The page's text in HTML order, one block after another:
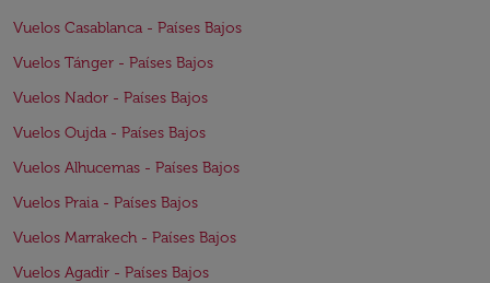
Vuelos Casablanca - Países Bajos
Vuelos Tánger - Países Bajos
Vuelos Nador - Países Bajos
Vuelos Oujda - Países Bajos
Vuelos Alhucemas - Países Bajos
Vuelos Praia - Países Bajos
Vuelos Marrakech - Países Bajos
Vuelos Agadir - Países Bajos